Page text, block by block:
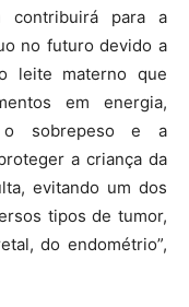
contribuirá para a
no futuro devido a
leite materno que
em energia,
o sobrepeso e a
a criança da
evitando um dos
tipos de tumor,
do endométrio”,